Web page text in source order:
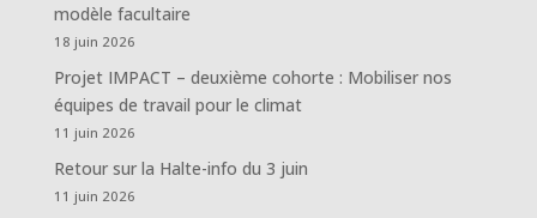
modèle facultaire
18 juin 2026
Projet IMPACT – deuxième cohorte : Mobiliser nos
équipes de travail pour le climat
11 juin 2026
Retour sur la Halte-info du 3 juin
11 juin 2026